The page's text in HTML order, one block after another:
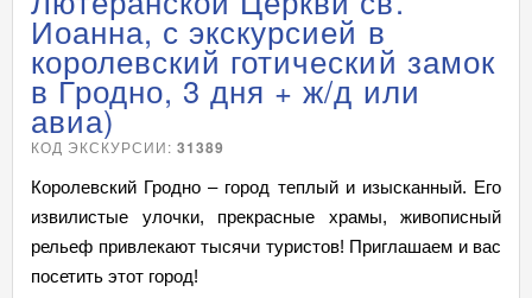
Иоанна, с экскурсией в
королевский готический замок
в Гродно, 3 дня + ж/д или
авиа)
КОД ЭКСКУРСИИ:31389
Королевский Гродно – город теплый и изысканный. Его
извилистые улочки, прекрасные храмы, живописный
рельеф привлекают тысячи туристов! Приглашаем и вас
посетить этот город!